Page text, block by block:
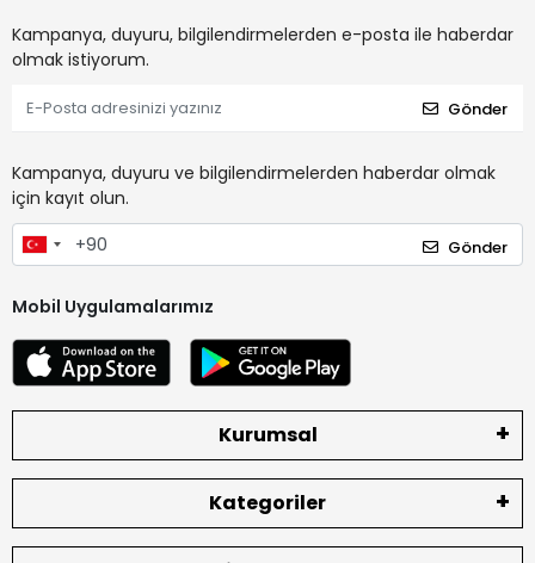
Kampanya, duyuru, bilgilendirmelerden e-posta ile haberdar
olmak istiyorum.
Gönder
Kampanya, duyuru ve bilgilendirmelerden haberdar olmak
için kayıt olun.
Gönder
Mobil Uygulamalarımız
Kurumsal
Kategoriler